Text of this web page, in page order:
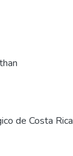
de Costa Rica